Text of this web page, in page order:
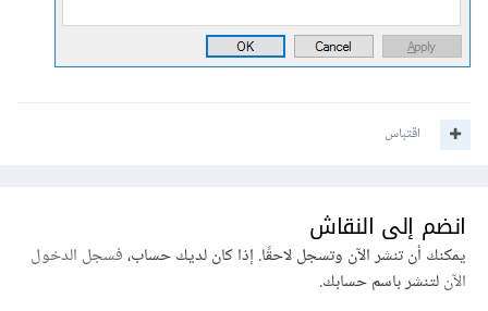
اقتباس
انضم إلى النقاش
يمكنك أن تنشر الآن وتسجل لاحقًا. إذا كان لديك حساب،فسجل الدخول
الآنلتنشر باسم حسابك.